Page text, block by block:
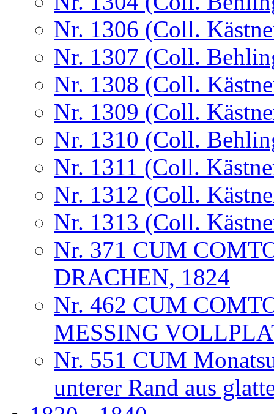
Nr. 1306 (Coll.
Nr. 1307 (Coll.
Nr. 1308 (Coll.
Nr. 1309 (Coll.
Nr. 1310 (Coll.
Nr. 1311 (Coll.
Nr. 1312 (Coll.
Nr. 1313 (Coll.
Nr. 371 CUM
DRACHEN, 1824
Nr. 462 CUM
MESSING
Nr. 551 CUM
unterer Rand aus